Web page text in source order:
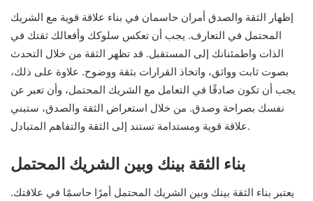
إظهار الثقة والصدق أمران حاسمان في بناء علاقة قوية مع الشريك
المحتمل في التعارف. يجب أن تعكس سلوكك وأفعالك ثقتك في
الذات واطمئنانك إلى المستقبل. قد تظهر الثقة من خلال التحدث
بصوت ثابت وواثق، واتخاذ القرارات بثقة ووضوح. علاوة على ذلك،
يجب أن تكون صادقًا في التعامل مع الشريك المحتمل، وأن تعبر عن
نفسك بصراحة وصدق. من خلال استعراض الثقة والصدق، ستبني
علاقة قوية ومستدامة تستند إلى الثقة والتفاهم المتبادل.
بناء الثقة بينك وبين الشريك المحتمل
يعتبر بناء الثقة بينك وبين الشريك المحتمل أمرًا حاسمًا في علاقتك.